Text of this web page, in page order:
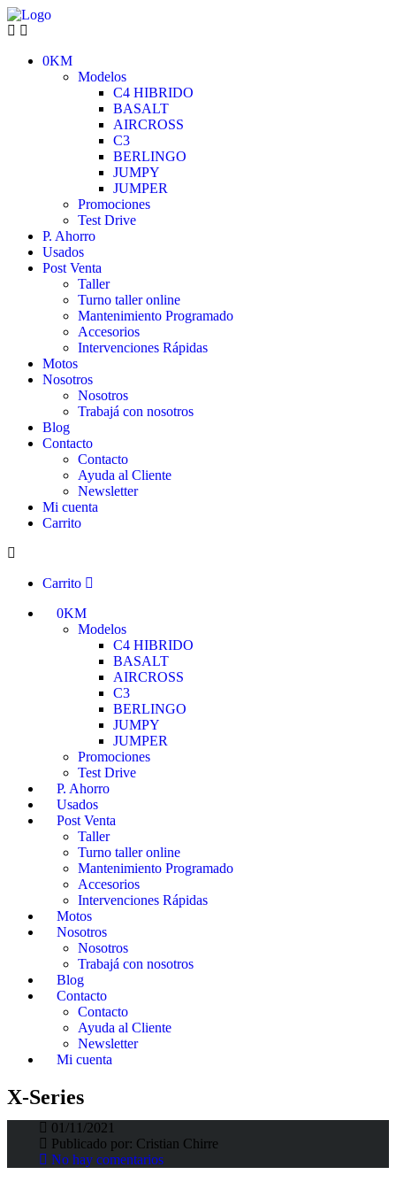
0KM
Modelos
C4 HIBRIDO
BASALT
AIRCROSS
C3
BERLINGO
JUMPY
JUMPER
Promociones
Test Drive
P. Ahorro
Usados
Post Venta
Taller
Turno taller online
Mantenimiento Programado
Accesorios
Intervenciones Rápidas
Motos
Nosotros
Nosotros
Trabajá con nosotros
Blog
Contacto
Contacto
Ayuda al Cliente
Newsletter
Mi cuenta
Carrito
Carrito
0KM
Modelos
C4 HIBRIDO
BASALT
AIRCROSS
C3
BERLINGO
JUMPY
JUMPER
Promociones
Test Drive
P. Ahorro
Usados
Post Venta
Taller
Turno taller online
Mantenimiento Programado
Accesorios
Intervenciones Rápidas
Motos
Nosotros
Nosotros
Trabajá con nosotros
Blog
Contacto
Contacto
Ayuda al Cliente
Newsletter
Mi cuenta
X-Series
Fortunato Fortino>
01/11/2021
Publicado por: Cristian Chirre
No hay comentarios